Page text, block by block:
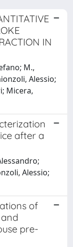
IN
M.,
Alessio;
Micera,
after a
Alessio;
of
pre-